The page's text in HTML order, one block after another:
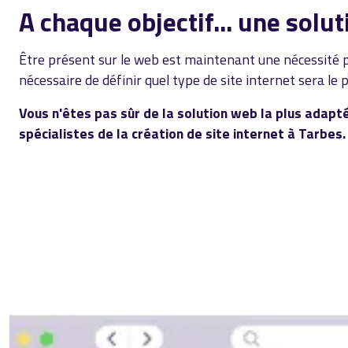
A chaque objectif... une
Être présent sur le web est maintenant une
nécessaire de définir quel type de site internet sera le
Vous n'êtes pas sûr de la solution web la plus
spécialistes de la création de site internet à Tarbes.